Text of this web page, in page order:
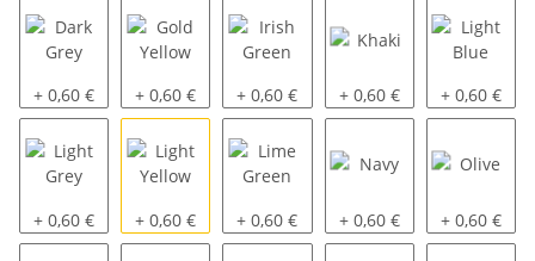
Dark Grey
+ 0,60 € Gold Yellow
+ 0,60 € Irish Green
+ 0,60 € Khaki
+ 0,60 € Light Blue
+ 0,60 €
Light Grey
+ 0,60 € Light Yellow
+ 0,60 € Lime Green
+ 0,60 € Navy
+ 0,60 € Olive
+ 0,60 €